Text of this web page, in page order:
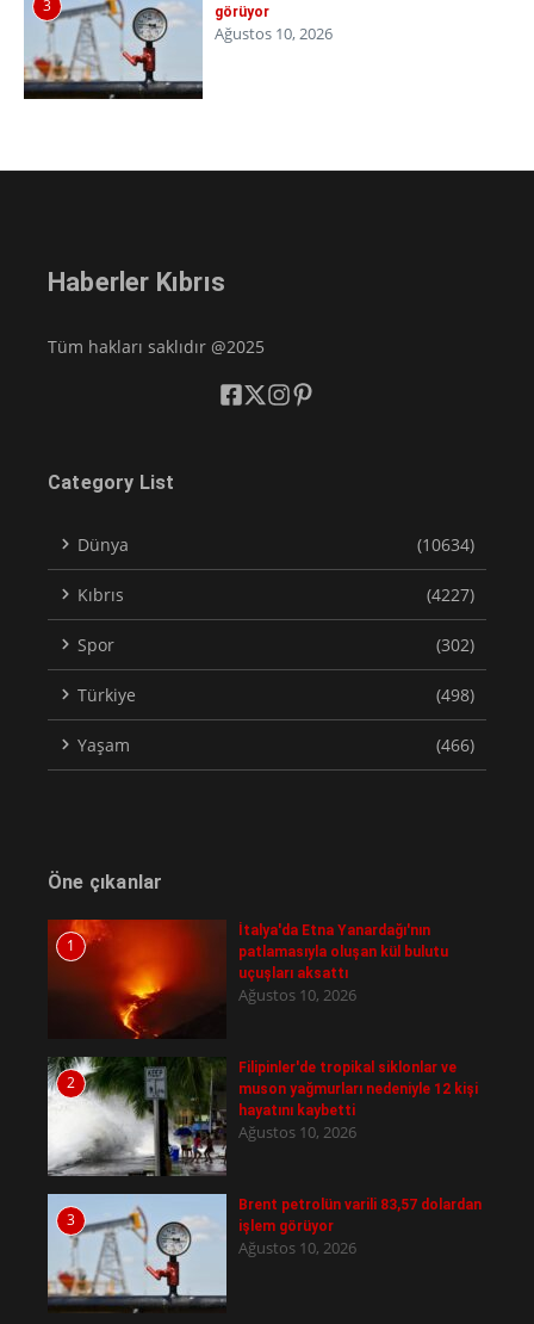
3
görüyor
Ağustos 10, 2026
Haberler Kıbrıs
Tüm hakları saklıdır @2025
Category List
Dünya (10634)
Kıbrıs (4227)
Spor (302)
Türkiye (498)
Yaşam (466)
Öne çıkanlar
1
İtalya'da Etna Yanardağı'nın
patlamasıyla oluşan kül bulutu
uçuşları aksattı
Ağustos 10, 2026
2
Filipinler'de tropikal siklonlar ve
muson yağmurları nedeniyle 12 kişi
hayatını kaybetti
Ağustos 10, 2026
3
Brent petrolün varili 83,57 dolardan
işlem görüyor
Ağustos 10, 2026